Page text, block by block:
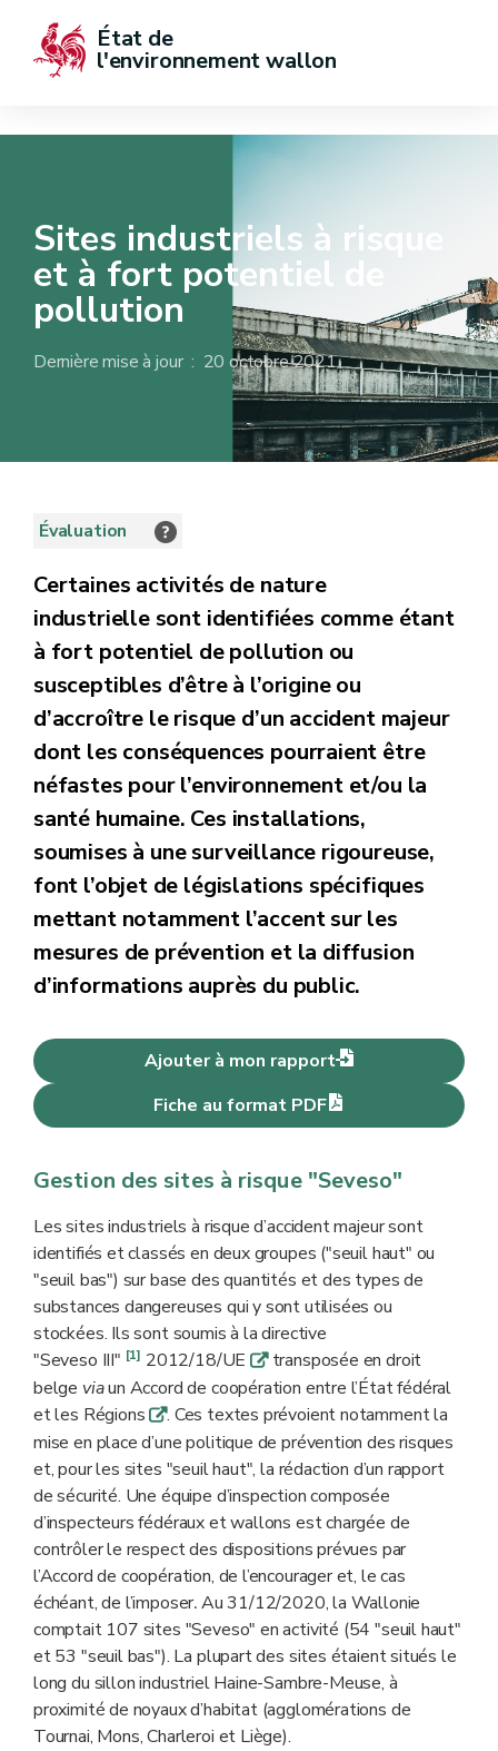
État de
l'environnement wallon
Sites industriels à risque
et à fort potentiel de
pollution
Dernière mise à jour : 20 octobre 2021
Évaluation
Certaines activités de nature
industrielle sont identifiées comme étant
à fort potentiel de pollution ou
susceptibles d’être à l’origine ou
d’accroître le risque d’un accident majeur
dont les conséquences pourraient être
néfastes pour l’environnement et/ou la
santé humaine. Ces installations,
soumises à une surveillance rigoureuse,
font l’objet de législations spécifiques
mettant notamment l’accent sur les
mesures de prévention et la diffusion
d’informations auprès du public.
Ajouter à mon rapport
Fiche au format PDF
Gestion des sites à risque "Seveso"
Les sites industriels à risque d’accident majeur sont
identifiés et classés en deux groupes ("seuil haut" ou
"seuil bas") sur base des quantités et des types de
substances dangereuses qui y sont utilisées ou
stockées. Ils sont soumis à la directive
"Seveso III" [1] 2012/18/UE q transposée en droit
belge viaun Accord de coopération entre l’État fédéral
et les Régionsq. Ces textes prévoient notamment la
mise en place d’une politique de prévention des risques
et, pour les sites "seuil haut", la rédaction d’un rapport
de sécurité. Une équipe d’inspection composée
d’inspecteurs fédéraux et wallons est chargée de
contrôler le respect des dispositions prévues par
l’Accord de coopération, de l’encourager et, le cas
échéant, de l’imposer. Au 31/12/2020, la Wallonie
comptait 107 sites "Seveso" en activité (54 "seuil haut"
et 53 "seuil bas"). La plupart des sites étaient situés le
long du sillon industriel Haine-Sambre-Meuse, à
proximité de noyaux d’habitat (agglomérations de
Tournai, Mons, Charleroi et Liège).